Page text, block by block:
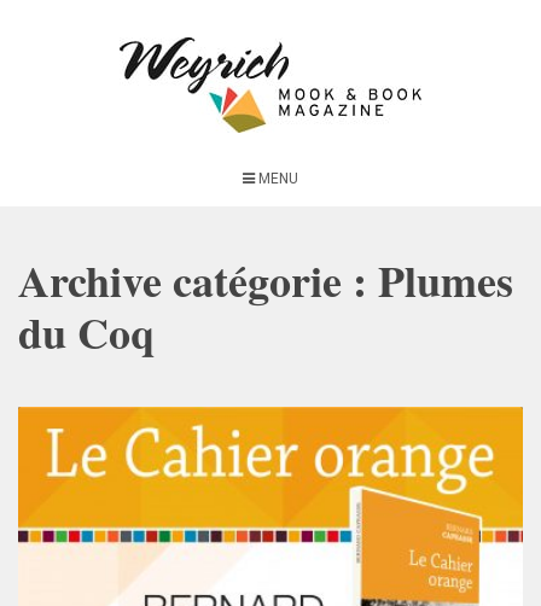
MENU
Archive catégorie : Plumes
du Coq